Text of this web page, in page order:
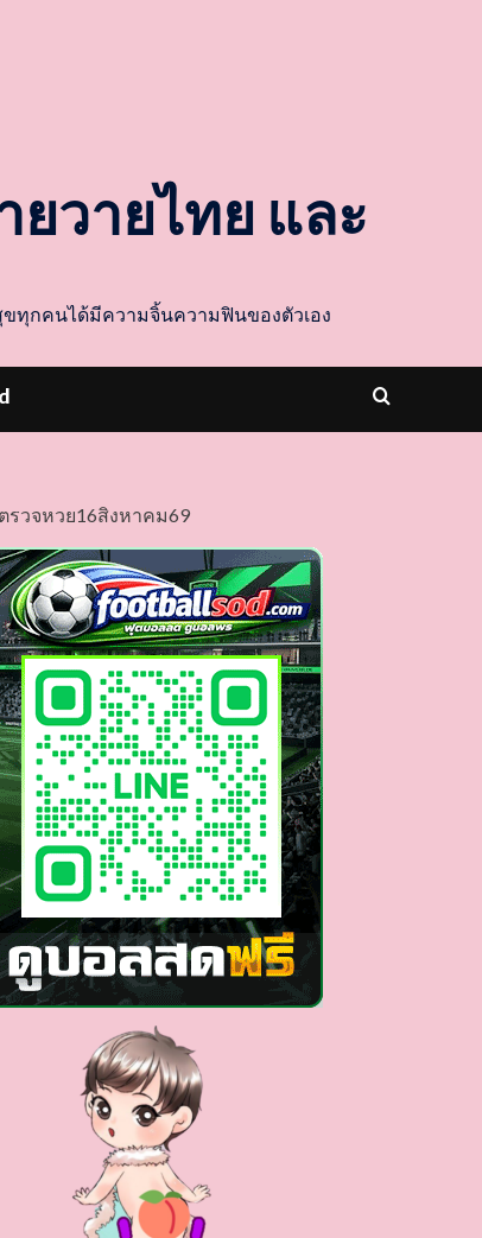
ยวายไทย และ
ขทุกคนได้มีความจิ้นความฟินของตัวเอง
com